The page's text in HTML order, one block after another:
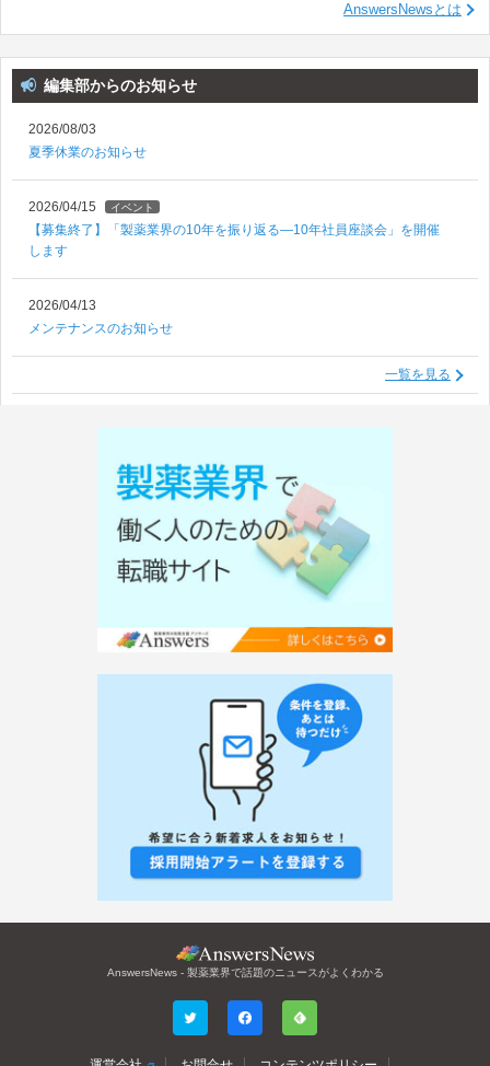
AnswersNewsとは
編集部からのお知らせ
2026/08/03
夏季休業のお知らせ
2026/04/15 イベント
【募集終了】「製薬業界の10年を振り返る―10年社員座談会」を開催
します
2026/04/13
メンテナンスのお知らせ
一覧を見る
AnswersNews - 製薬業界で話題のニュースがよくわかる